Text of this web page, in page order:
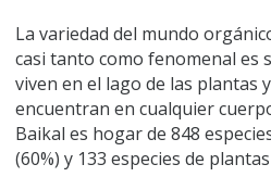
La variedad del mundo
casi tanto como fenomenal es
viven en el lago de las plantas
encuentran en cualquier
Baikal es hogar de 848
(60%) y 133 especies de